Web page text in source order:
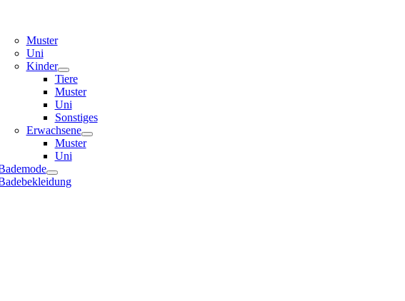
Muster
Uni
Kinder
Tiere
Muster
Uni
Sonstiges
Erwachsene
Muster
Uni